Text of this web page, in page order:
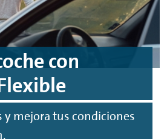
con
y mejora tus condiciones